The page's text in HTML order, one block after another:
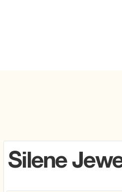
Silene